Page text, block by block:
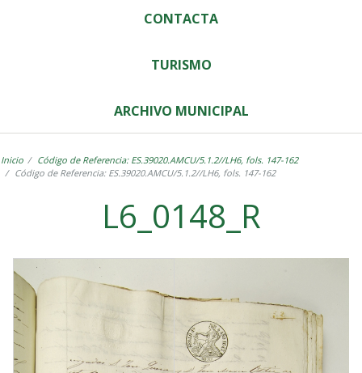
CONTACTA
TURISMO
ARCHIVO MUNICIPAL
Inicio
Código de Referencia: ES.39020.AMCU/5.1.2//LH6, fols. 147-162
Código de Referencia: ES.39020.AMCU/5.1.2//LH6, fols. 147-162
L6_0148_R